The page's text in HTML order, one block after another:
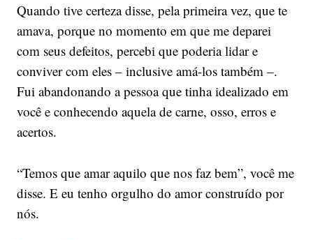
Quando tive certeza disse, pela primeira vez, que te
amava, porque no momento em que me deparei
com seus defeitos, percebi que poderia lidar e
conviver com eles – inclusive amá-los também –.
Fui abandonando a pessoa que tinha idealizado em
você e conhecendo aquela de carne, osso, erros e
acertos.
“Temos que amar aquilo que nos faz bem”, você me
disse. E eu tenho orgulho do amor construído por
nós.